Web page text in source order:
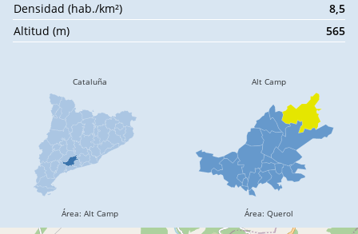
Densidad (hab./km²)
8,5
Altitud (m)
565